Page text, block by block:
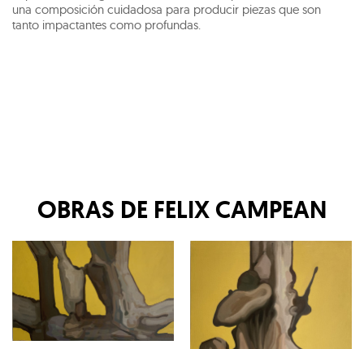
una composición cuidadosa para producir piezas que son
tanto impactantes como profundas.
OBRAS DE FELIX CAMPEAN